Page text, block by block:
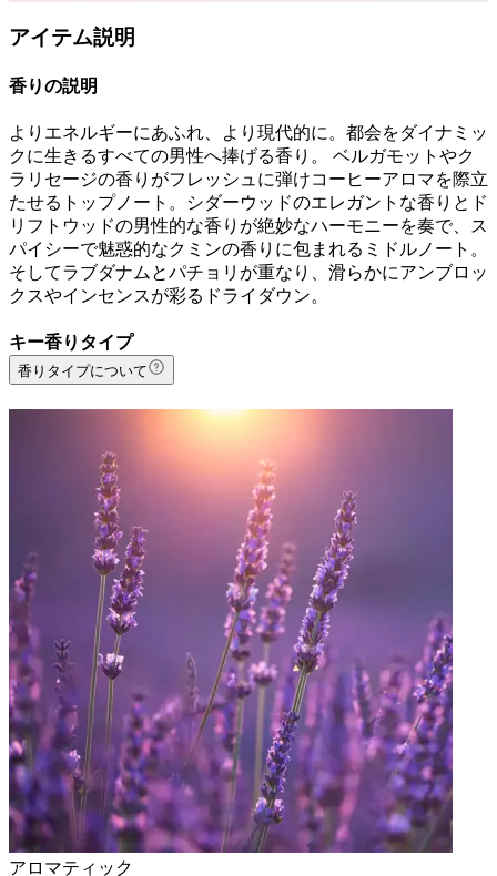
アイテム説明
香りの説明
よりエネルギーにあふれ、より現代的に。都会をダイナミッ
クに生きるすべての男性へ捧げる香り。 ベルガモットやク
ラリセージの香りがフレッシュに弾けコーヒーアロマを際立
たせるトップノート。シダーウッドのエレガントな香りとド
リフトウッドの男性的な香りが絶妙なハーモニーを奏で、ス
パイシーで魅惑的なクミンの香りに包まれるミドルノート。
そしてラブダナムとパチョリが重なり、滑らかにアンブロッ
クスやインセンスが彩るドライダウン。
キー香りタイプ
香りタイプについて
アロマティック